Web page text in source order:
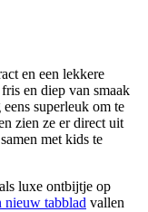
en een lekkere
en diep van smaak
superleuk om te
zien ze er direct uit
met kids te
luxe ontbijtje op
nieuw tabblad vallen